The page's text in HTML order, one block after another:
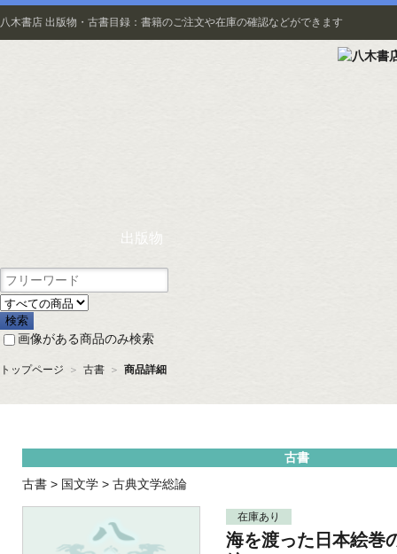
八木書店 出版物・古書目録：書籍のご注文や在庫の確認などができます
出版物
画像がある商品のみ検索
トップページ ＞ 古書 ＞ 商品詳細
古書
古書 > 国文学 > 古典文学総論
在庫あり
海を渡った日本絵